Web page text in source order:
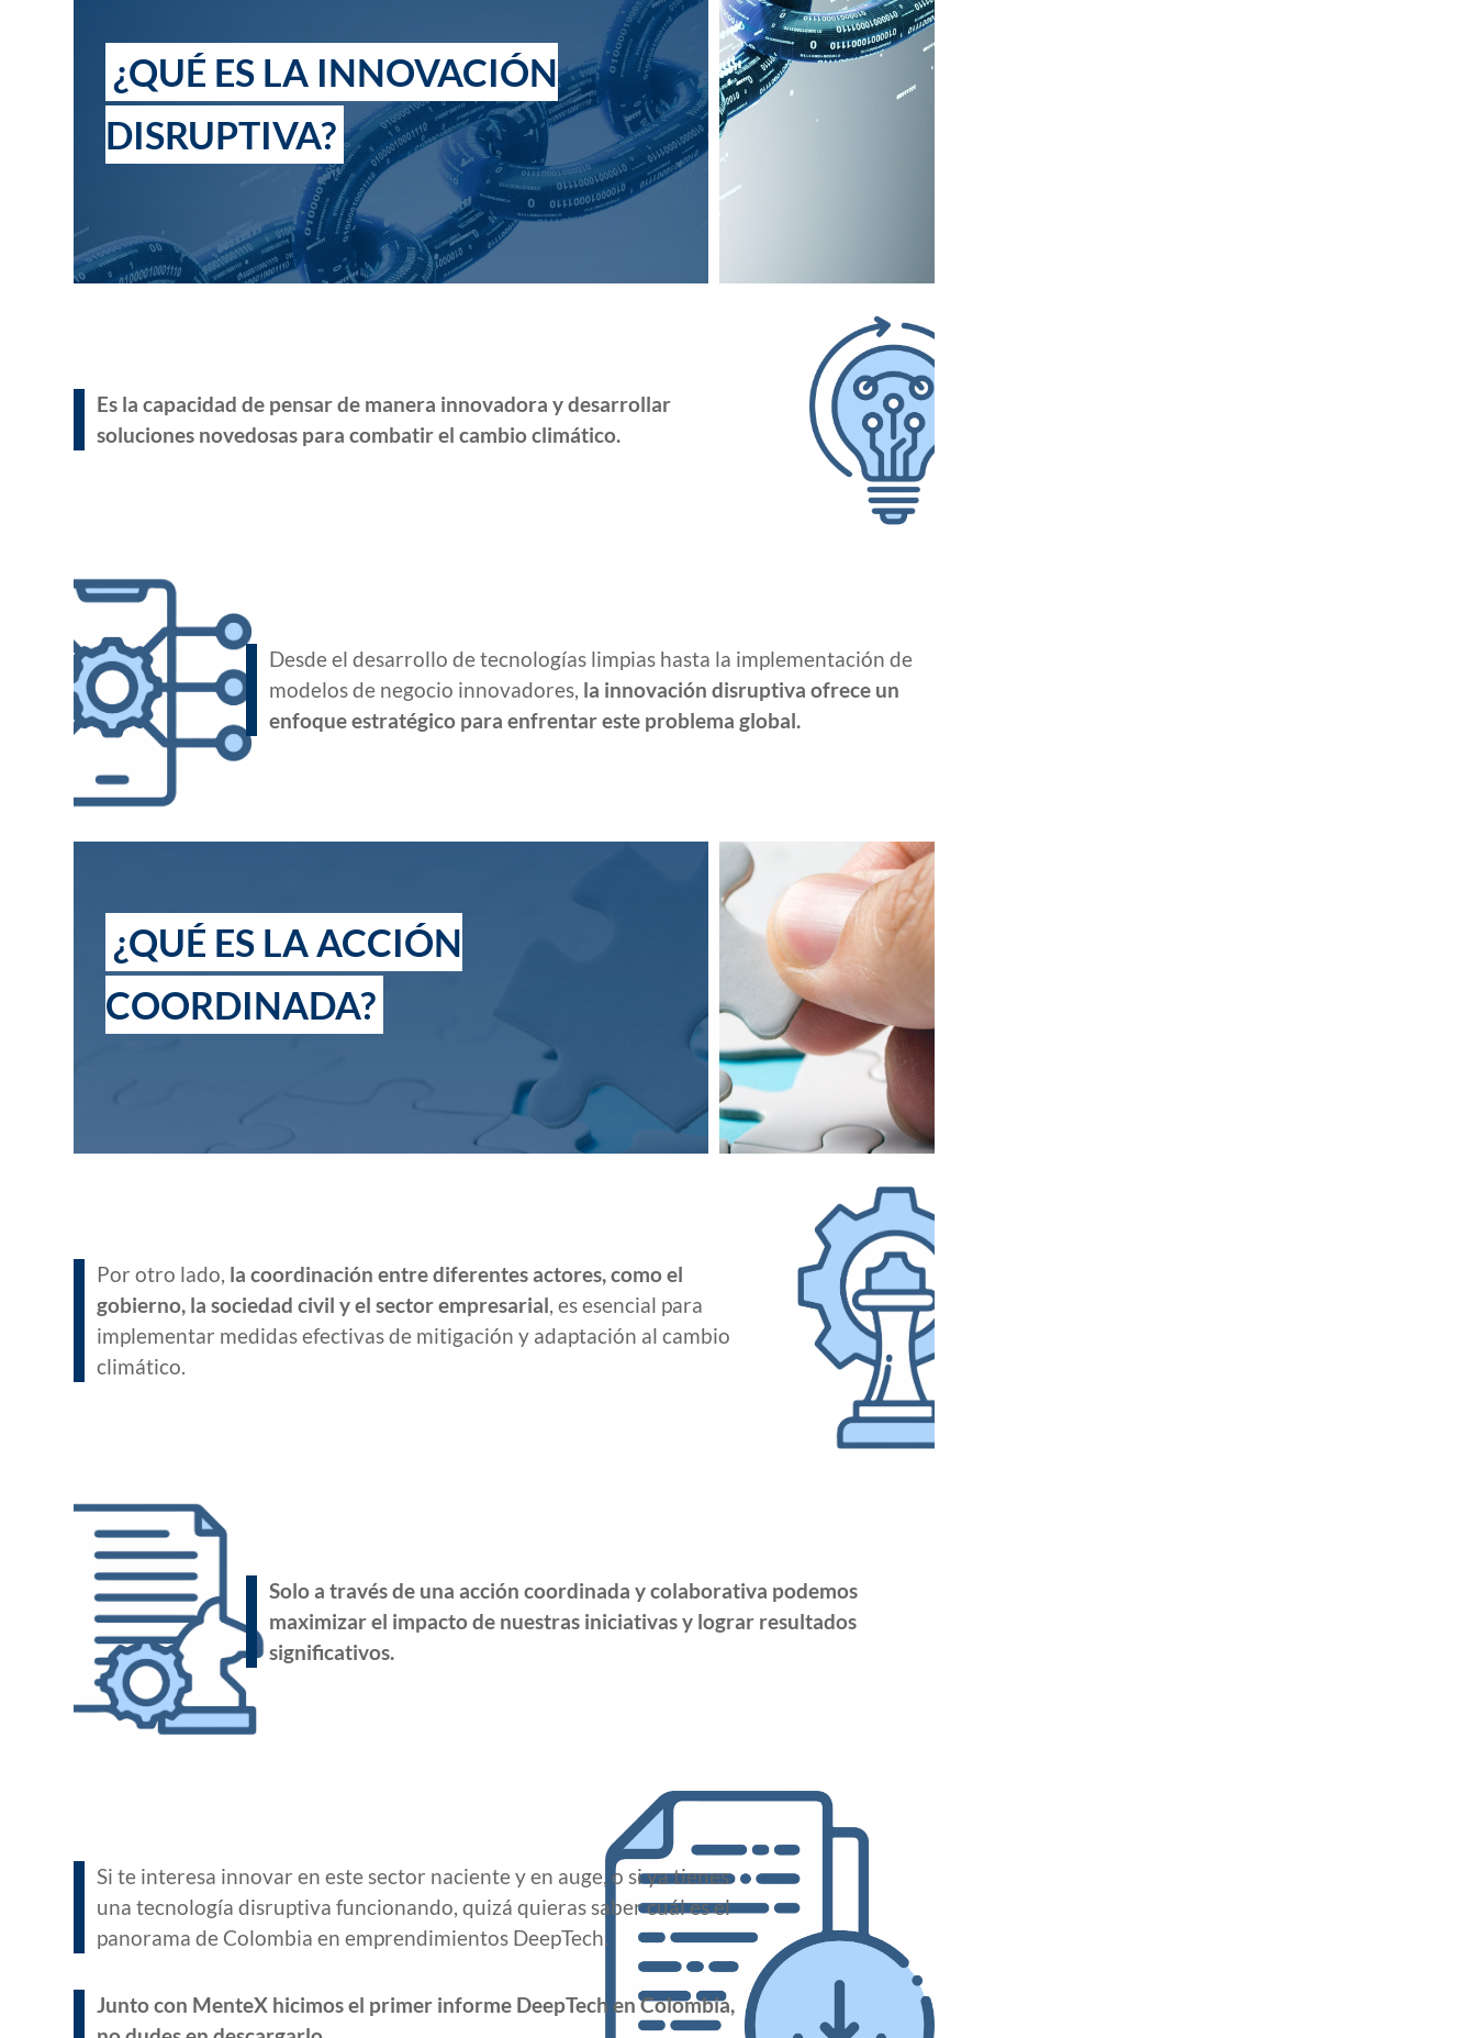
¿QUÉ ES LA INNOVACIÓN
DISRUPTIVA?
Es la capacidad de pensar de manera innovadora y desarrollar
soluciones novedosas para combatir el cambio climático.
Desde el desarrollo de tecnologías limpias hasta la implementación de
modelos de negocio innovadores, la innovación disruptiva ofrece un
enfoque estratégico para enfrentar este problema global.
¿QUÉ ES LA ACCIÓN
COORDINADA?
Por otro lado, la coordinación entre diferentes actores, como el
gobierno, la sociedad civil y el sector empresarial , es esencial para
implementar medidas efectivas de mitigación y adaptación al cambio
climático.
Solo a través de una acción coordinada y colaborativa podemos
maximizar el impacto de nuestras iniciativas y lograr resultados
significativos.
Si te interesa innovar en este sector naciente y en auge, o si ya tienes
una tecnología disruptiva funcionando, quizá quieras saber cuál es el
panorama de Colombia en emprendimientos DeepTech.
Junto con MenteX hicimos el primer informe DeepTech en Colombia,